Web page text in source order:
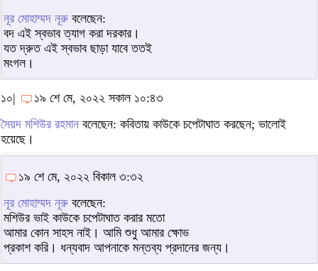
নূর মোহাম্মদ নূরু বলেছেন:
বদ এই স্বভাব ত্যাগ করা দরকার।
যত দ্রুত এই স্বভাব ছাড়া যাবে ততই
মংগল।
১০|
১৯ শে মে, ২০২২ সকাল ১০:৪৩
সৈয়দ মশিউর রহমান বলেছেন: কবিতায় কাউকে চপেটাঘাত করছেন; ভালোই
হয়েছে।
১৯ শে মে, ২০২২ বিকাল ৩:৩২
নূর মোহাম্মদ নূরু বলেছেন:
মশিউর ভাই কাউকে চপেটাঘাত করার মতো
আমার কোন সাহস নাই। আমি শুধু আমার ক্ষোভ
প্রকাশ করি। ধন্যবাদ আপনাকে মন্তব্য প্রদানের জন্য।